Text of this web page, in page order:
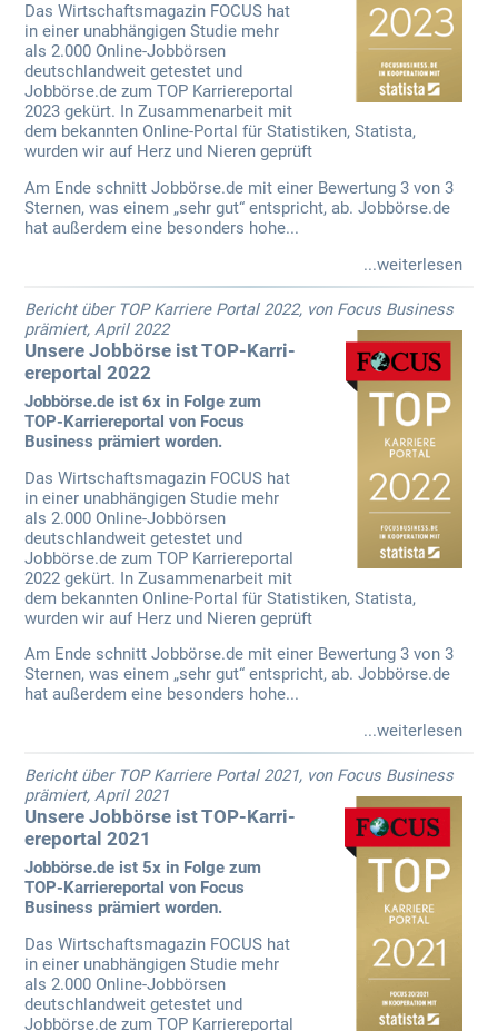
Das Wirtschaftsmagazin FOCUS hat
in einer unabhängigen Studie mehr
als 2.000 Online-Jobbörsen
deutschlandweit getestet und
Jobbörse.de zum TOP Karriereportal
2023 gekürt. In Zusammenarbeit mit
dem bekannten Online-Portal für Statistiken, Statista,
wurden wir auf Herz und Nieren geprüft
Am Ende schnitt Jobbörse.de mit einer Bewertung 3 von 3
Sternen, was einem „sehr gut“ entspricht, ab. Jobbörse.de
hat außerdem eine besonders hohe...
...weiterlesen
Bericht über TOP Karriere Portal 2022, von Focus Business
prämiert, April 2022
Unsere Jobbörse ist TOP-Karri­
ereportal 2022
Jobbörse.de ist 6x in Folge zum
TOP-Karriereportal von Focus
Business prämiert worden.
Das Wirtschaftsmagazin FOCUS hat
in einer unabhängigen Studie mehr
als 2.000 Online-Jobbörsen
deutschlandweit getestet und
Jobbörse.de zum TOP Karriereportal
2022 gekürt. In Zusammenarbeit mit
dem bekannten Online-Portal für Statistiken, Statista,
wurden wir auf Herz und Nieren geprüft
Am Ende schnitt Jobbörse.de mit einer Bewertung 3 von 3
Sternen, was einem „sehr gut“ entspricht, ab. Jobbörse.de
hat außerdem eine besonders hohe...
...weiterlesen
Bericht über TOP Karriere Portal 2021, von Focus Business
prämiert, April 2021
Unsere Jobbörse ist TOP-Karri­
ereportal 2021
Jobbörse.de ist 5x in Folge zum
TOP-Karriereportal von Focus
Business prämiert worden.
Das Wirtschaftsmagazin FOCUS hat
in einer unabhängigen Studie mehr
als 2.000 Online-Jobbörsen
deutschlandweit getestet und
Jobbörse.de zum TOP Karriereportal